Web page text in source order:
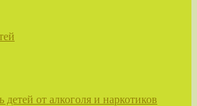
детей от алкоголя и наркотиков